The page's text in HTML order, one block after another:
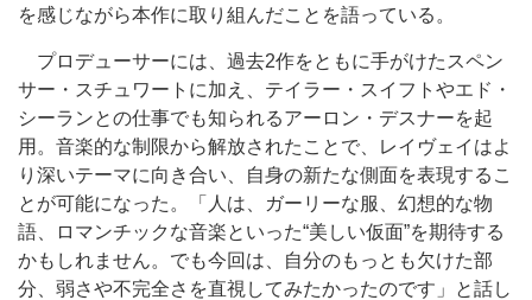
を感じながら本作に取り組んだことを語っている。
プロデューサーには、過去2作をともに手がけたスペン
サー・スチュワートに加え、テイラー・スイフトやエド・
シーランとの仕事でも知られるアーロン・デスナーを起
用。音楽的な制限から解放されたことで、レイヴェイはよ
り深いテーマに向き合い、自身の新たな側面を表現するこ
とが可能になった。「人は、ガーリーな服、幻想的な物
語、ロマンチックな音楽といった“美しい仮面”を期待する
かもしれません。でも今回は、自分のもっとも欠けた部
分、弱さや不完全さを直視してみたかったのです」と話し